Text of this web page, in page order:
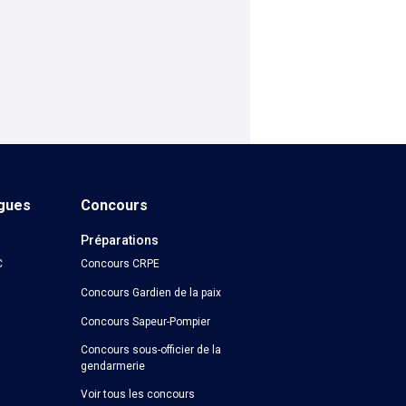
Concours
Préparations
Concours CRPE
Concours Gardien de la paix
Concours Sapeur-Pompier
Concours sous-officier de la
gendarmerie
Voir tous les concours